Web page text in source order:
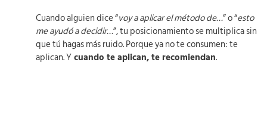
Cuando alguien dice “voy a aplicar el método de…” o “esto
me ayudó a decidir…”, tu posicionamiento se multiplica sin
que tú hagas más ruido. Porque ya no te consumen: te
aplican. Ycuando te aplican, te recomiendan.